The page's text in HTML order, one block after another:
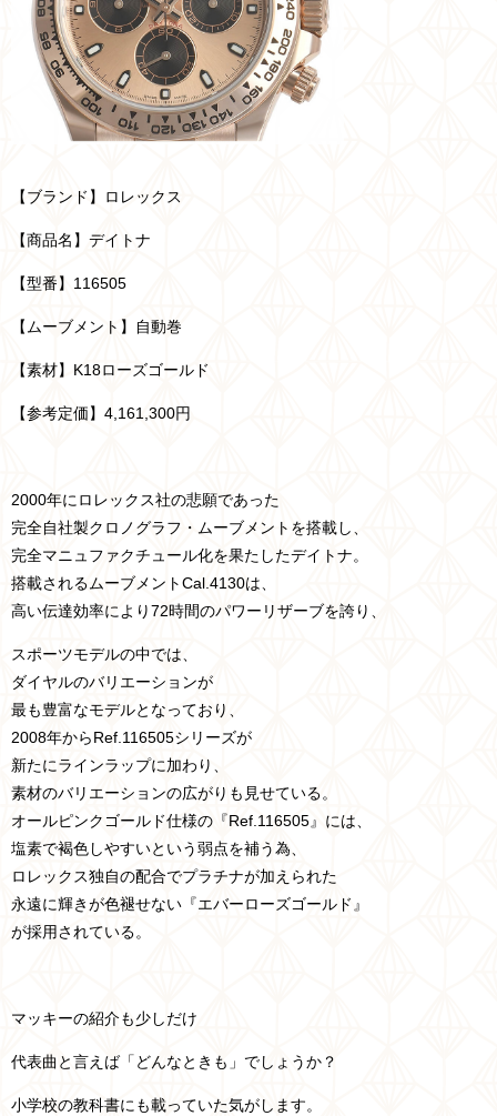
【ブランド】ロレックス
【商品名】デイトナ
【型番】116505
【ムーブメント】自動巻
【素材】K18ローズゴールド
【参考定価】4,161,300円
2000年にロレックス社の悲願であった
完全自社製クロノグラフ・ムーブメントを搭載し、
完全マニュファクチュール化を果たしたデイトナ。
搭載されるムーブメントCal.4130は、
高い伝達効率により72時間のパワーリザーブを誇り、
スポーツモデルの中では、
ダイヤルのバリエーションが
最も豊富なモデルとなっており、
2008年からRef.116505シリーズが
新たにラインラップに加わり、
素材のバリエーションの広がりも見せている。
オールピンクゴールド仕様の『Ref.116505』には、
塩素で褐色しやすいという弱点を補う為、
ロレックス独自の配合でプラチナが加えられた
永遠に輝きが色褪せない『エバーローズゴールド』
が採用されている。
マッキーの紹介も少しだけ
代表曲と言えば「どんなときも」でしょうか？
小学校の教科書にも載っていた気がします。